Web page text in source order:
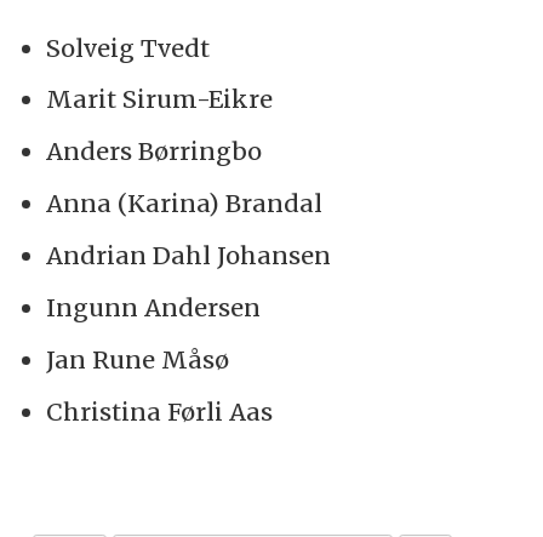
Solveig Tvedt
Marit Sirum-Eikre
Anders Børringbo
Anna (Karina) Brandal
Andrian Dahl Johansen
Ingunn Andersen
Jan Rune Måsø
Christina Førli Aas